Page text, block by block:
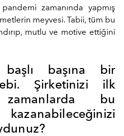
pandemi zamanında yapmış
meyvesi. Tabii, tüm bu
mutlu ve motive ettiğini
başına bir
Şirketinizi ilk
zamanlarda bu